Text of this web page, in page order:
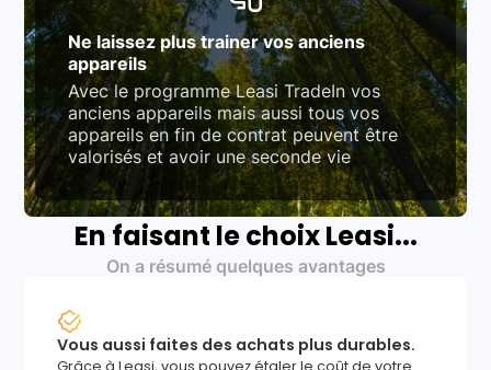
Ne laissez plus trainer vos anciens
appareils
Avec le programme Leasi TradeIn vos
anciens appareils mais aussi tous vos
appareils en fin de contrat peuvent être
valorisés et avoir une seconde vie
En faisant le choix Leasi...
On a résumé quelques avantages
Vous aussi faites des achats plus durables.
Grâce à Leasi, vous pouvez étaler le coût de votre